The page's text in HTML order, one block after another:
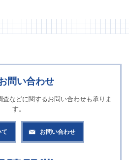
問い合わせ
などに関するお問い合わせも承りま
す。
お問い合わせ